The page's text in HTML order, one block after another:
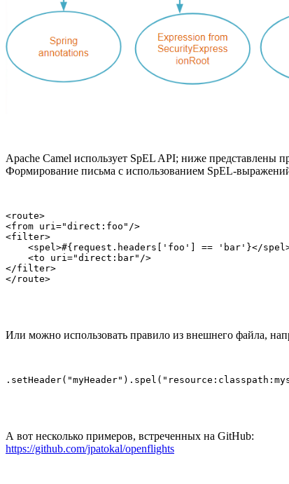
Apache Camel использует SpEL API; ниже представлены
Формирование письма с использованием SpEL-
<route>
<from uri="direct:foo"/>
<filter>
<spel>#{request.headers['foo'] == 'bar'}</
    <to uri="direct:bar"/>
</filter>
</route>
Или можно использовать правило из внешнего файла,
А вот несколько примеров, встреченных на GitHub:
https://github.com/jpatokal/openflights